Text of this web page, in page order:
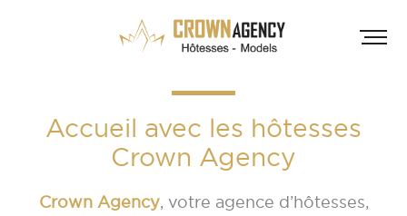
Accueil avec les hôtesses
Crown Agency
Crown Agency, votre agence d’hôtesses,